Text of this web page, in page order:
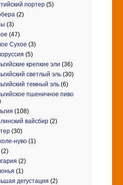
портер (5)
(2)
(3)
(47)
Сухое (3)
(5)
крепкие эли (36)
светлый эль (30)
темный эль (6)
пшеничное пиво
(108)
вайсбир (2)
(30)
нуво (1)
(2)
(2)
(1)
дегустация (2)